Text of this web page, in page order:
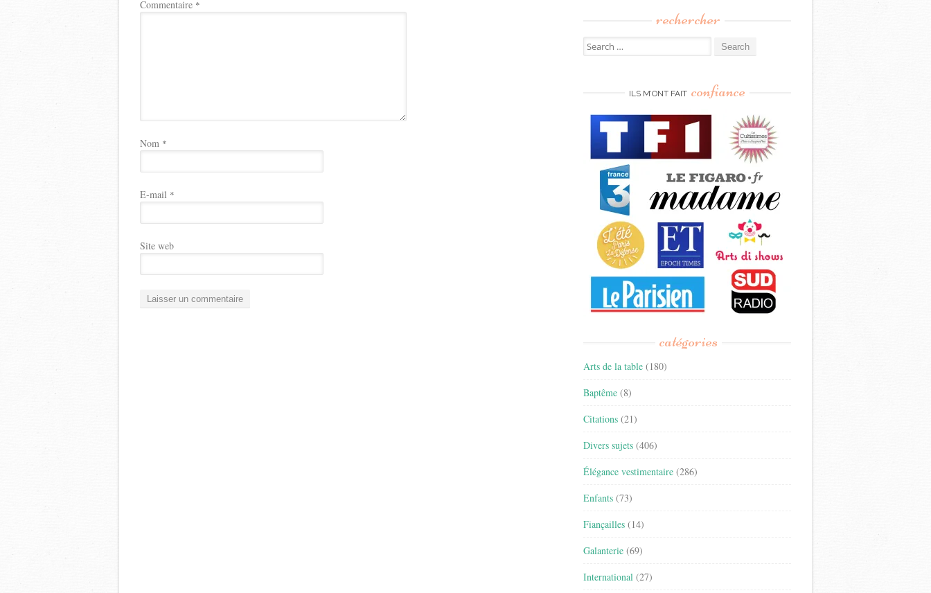
Commentaire *
Nom *
E-mail *
Site web
rechercher
Search
for:
ILS M’ONT FAIT confiance
catégories
Arts de la table (180)
Baptême (8)
Citations (21)
Divers sujets (406)
Élégance vestimentaire (286)
Enfants (73)
Fiançailles (14)
Galanterie (69)
International (27)